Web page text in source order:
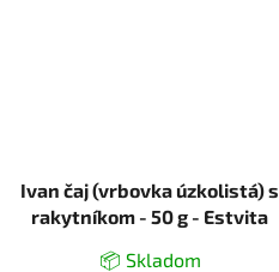
Ivan čaj (vrbovka úzkolistá) s
rakytníkom - 50 g - Estvita
📦 Skladom